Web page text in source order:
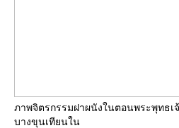
ภาพจิตรกรรมฝาผนังในตอนพระพุทธเ
บางขุนเทียนใน